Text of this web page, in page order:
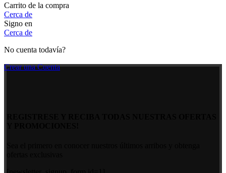
Carrito de la compra
Cerca de
Signo en
Cerca de
No cuenta todavía?
Crear una Cuenta